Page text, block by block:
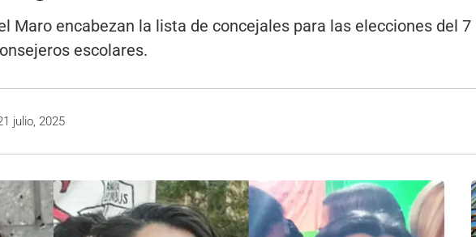
Maro encabezan la lista de concejales para las elecciones del
escolares.
julio, 2025